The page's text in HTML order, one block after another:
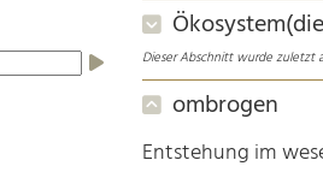
Dieser Abschnitt wurde zuletzt
ombrogen
Entstehung im